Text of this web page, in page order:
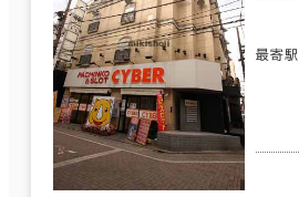
最寄駅